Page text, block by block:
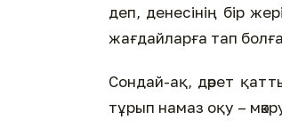
деп, денесінің бір
жағдайларға тап
Сондай-ақ, дәрет
тұрып намаз оқу –